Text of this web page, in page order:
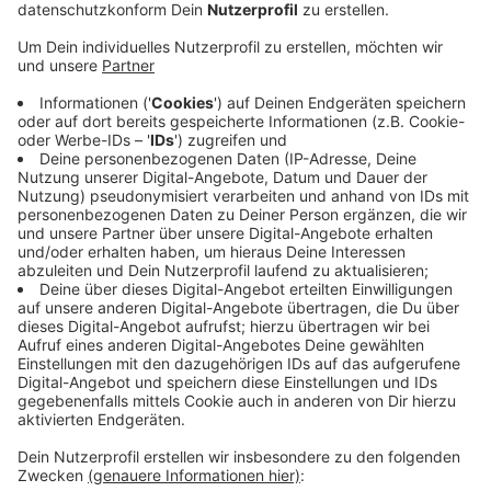
Praktikum bei uns
Erhalte Einblicke in den Berufsalltag, arbeite aktiv im Team
mit und schnuppere echte Radioluft. Bewirb dich jetzt!
Anzeige
Radio Berg bei Social Media
Instagram
Noch mehr Radio Rur findet ihr auf Instagram. Hier geht es
zu unserem Profi!
Facebook
Meldungen mehr zu verpassen. Hier geht es zu unserem